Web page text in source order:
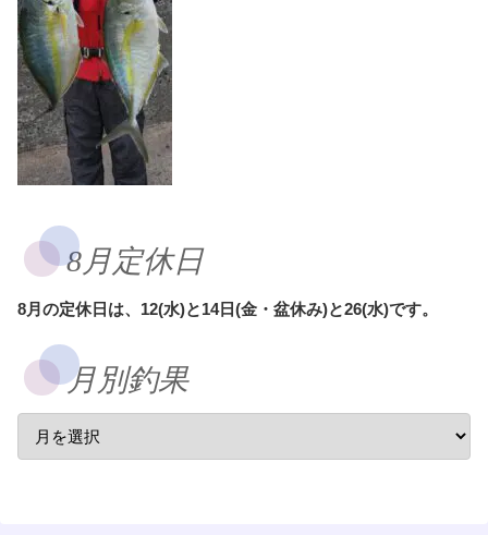
8月定休日
8月の定休日は、12(水)と14日(金・盆休み)と26(水)です。
月別釣果